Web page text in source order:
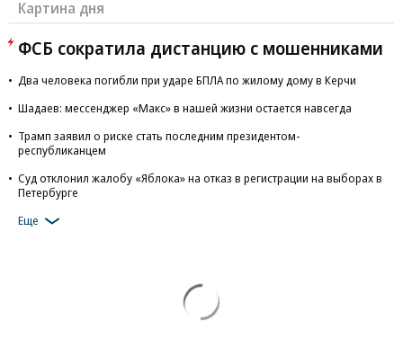
Картина дня
ФСБ сократила дистанцию с мошенниками
Два человека погибли при ударе БПЛА по жилому дому в Керчи
Шадаев: мессенджер «Макс» в нашей жизни остается навсегда
Трамп заявил о риске стать последним президентом-
республиканцем
Суд отклонил жалобу «Яблока» на отказ в регистрации на выборах в
Петербурге
Еще